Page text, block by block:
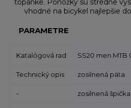
topánke. Ponožky sú stredne
vhodné na bicykel najlepšie
PARAMETRE
Katalógová rad SS20 men MTB
Technický opis zosilnená päta
- zosilnená špička